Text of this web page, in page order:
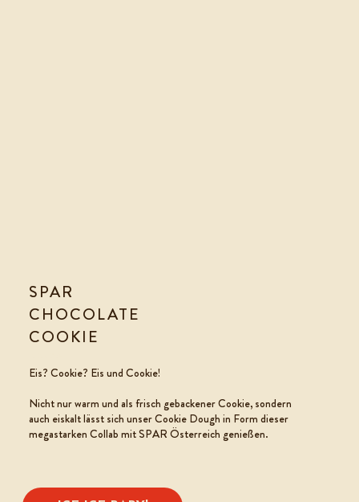
SPAR
CHOCOLATE
COOKIE
Eis? Cookie? Eis und Cookie!
Nicht nur warm und alsfrisch gebackener Cookie, sondern
auch eiskalt lässt sich unser Cookie Dough in Form dieser
megastarken Collab mit SPAR Österreich genießen.